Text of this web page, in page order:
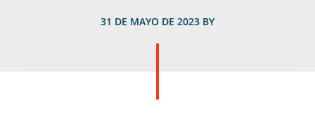
31 DE MAYO DE 2023 BY